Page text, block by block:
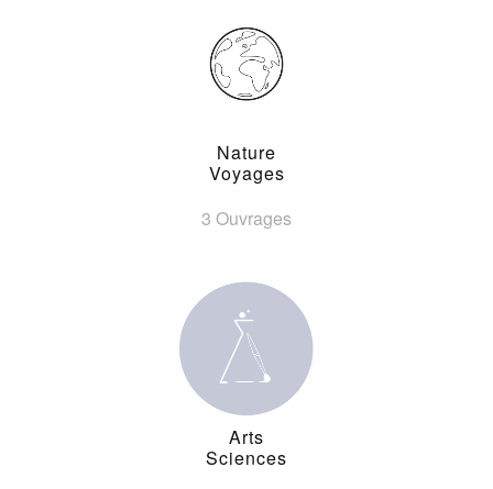
Nature
Voyages
3 Ouvrages
Arts
Sciences